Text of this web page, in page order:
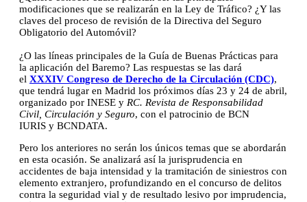
modificaciones que se realizarán en la Ley de Tráfico? ¿Y las
claves del proceso de revisión de la Directiva del Seguro
Obligatorio del Automóvil?
¿O las líneas principales de la Guía de Buenas Prácticas para
la aplicación del Baremo? Las respuestas se las dará
el XXXIV Congreso de Derecho de la Circulación (CDC),
que tendrá lugar en Madrid los próximos días 23 y 24 de abril,
organizado por INESE y RC. Revista de Responsabilidad
Civil, Circulación y Seguro, con el patrocinio de BCN
IURIS y BCNDATA.
Pero los anteriores no serán los únicos temas que se abordarán
en esta ocasión. Se analizará así la jurisprudencia en
accidentes de baja intensidad y la tramitación de siniestros con
elemento extranjero, profundizando en el concurso de delitos
contra la seguridad vial y de resultado lesivo por imprudencia,